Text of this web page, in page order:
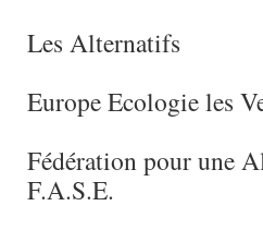
Les Alternatifs
Europe Ecologie les
Fédération pour une
F.A.S.E.